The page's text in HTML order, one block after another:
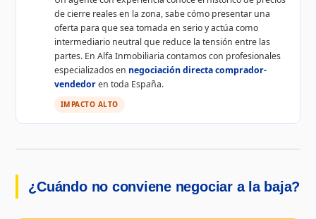
de cierre reales en la zona, sabe cómo presentar una
oferta para que sea tomada en serio y actúa como
intermediario neutral que reduce la tensión entre las
partes. En Alfa Inmobiliaria contamos con profesionales
especializados en negociación directa comprador-
vendedoren toda España.
IMPACTO ALTO
¿Cuándo no conviene negociar a la baja?